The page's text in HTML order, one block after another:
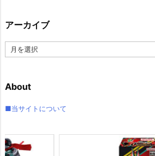
ー
アーカイブ
ー
ブ
About
■当サイトについて